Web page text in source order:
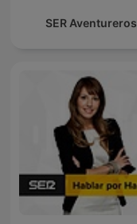
SER Aventureros